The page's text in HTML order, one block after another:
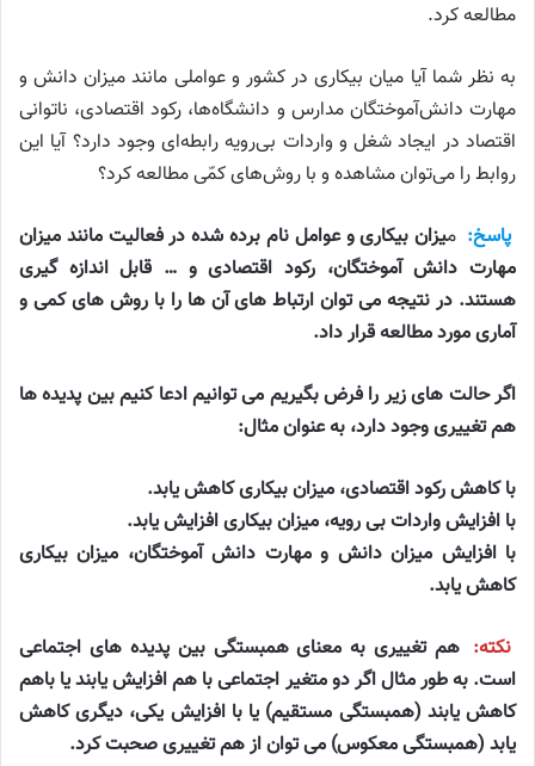
مطالعه کرد.
به نظر شما آیا میان بیکاری در کشور و عواملی مانند میزان دانش و
مهارت دانش‌آموختگان مدارس و دانشگاه‌ها، رکود اقتصادی، ناتوانی
اقتصاد در ایجاد شغل و واردات بی‌رویه رابطه‌ای وجود دارد؟ آیا این
روابط را می‌توان مشاهده و با روش‌های کمّی مطالعه کرد؟
پاسخ: میزان بیکاری و عوامل نام برده شده در فعالیت مانند میزان
مهارت دانش آموختگان، رکود اقتصادی و … قابل اندازه گیری
هستند. در نتیجه می توان ارتباط های آن ها را با روش های کمی و
آماری مورد مطالعه قرار داد.
اگر حالت های زیر را فرض بگیریم می توانیم ادعا کنیم بین پدیده ها
هم تغییری وجود دارد، به عنوان مثال:
با کاهش رکود اقتصادی، میزان بیکاری کاهش یابد.
با افزایش واردات بی رویه، میزان بیکاری افزایش یابد.
با افزایش میزان دانش و مهارت دانش آموختگان، میزان بیکاری
کاهش یابد.
نکته: هم تغییری به معنای همبستگی بین پدیده های اجتماعی
است. به طور مثال اگر دو متغیر اجتماعی با هم افزایش یابند یا باهم
کاهش یابند (همبستگی مستقیم) یا با افزایش یکی، دیگری کاهش
یابد (همبستگی معکوس) می توان از هم تغییری صحبت کرد.